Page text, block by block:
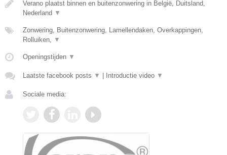
Verano plaatst binnen en buitenzonwering in België, Duitsland,
Nederland ▼
Zonwering, Buitenzonwering, Lamellendaken, Overkappingen,
Rolluiken, ▼
Openingstijden ▼
Laatste facebook posts ▼ Introductie video ▼
Sociale media: